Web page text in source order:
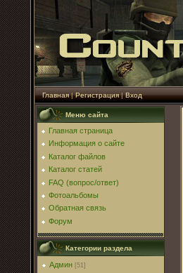
Главная|Регистрация|Вход
Меню сайта
Главная страница
Информация о сайте
Каталог файлов
Каталог статей
FAQ (вопрос/ответ)
Фотоальбомы
Обратная связь
Форум
Категории раздела
Админ [51]